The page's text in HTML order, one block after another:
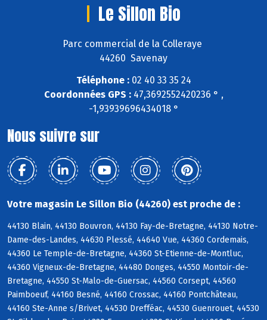
Le Sillon Bio
Parc commercial de la Colleraye
44260 Savenay
Téléphone :02 40 33 35 24
Coordonnées GPS :47,3692552420236 ° ,
-1,93939696434018 °
Nous suivre sur
Votre magasin Le Sillon Bio (44260) est proche de :
44130 Blain, 44130 Bouvron, 44130 Fay-de-Bretagne, 44130 Notre-
Dame-des-Landes, 44630 Plessé, 44640 Vue, 44360 Cordemais,
44360 Le Temple-de-Bretagne, 44360 St-Etienne-de-Montluc,
44360 Vigneux-de-Bretagne, 44480 Donges, 44550 Montoir-de-
Bretagne, 44550 St-Malo-de-Guersac, 44560 Corsept, 44560
Paimboeuf, 44160 Besné, 44160 Crossac, 44160 Pontchâteau,
44160 Ste-Anne s/Brivet, 44530 Drefféac, 44530 Guenrouet, 44530